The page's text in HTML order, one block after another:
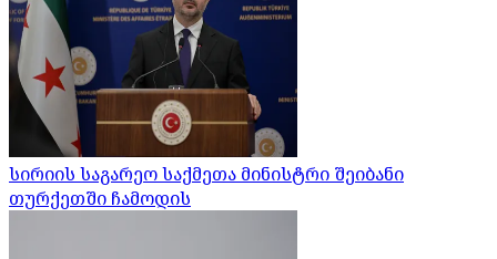
სირიის საგარეო საქმეთა მინისტრი შეიბანი
თურქეთში ჩამოდის